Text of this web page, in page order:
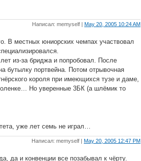
Написал: memyself | May 20, 2005 10:24 AM
В местных юниорских чемпах участвовал
из-за бриджа и попробовал. После
бутылку портвейна. Потом отрывочная
короля при имеющихся тузе и даме,
Но уверенные 3БК (а шлёмик то
уже лет семь не играл…
Написал: memyself | May 20, 2005 12:47 PM
да и конвенции все позабывал к чёрту.